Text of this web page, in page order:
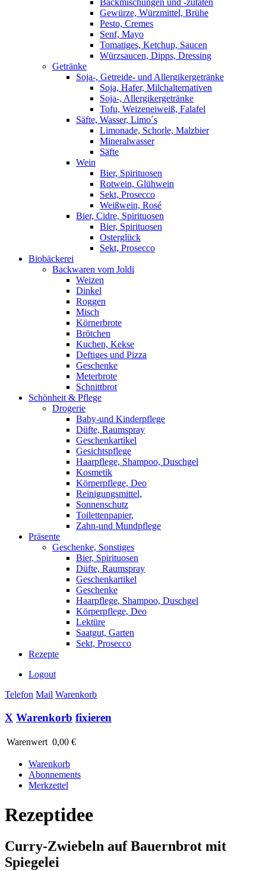
Backmischungen und -zutaten
Gewürze, Würzmittel, Brühe
Pesto, Cremes
Senf, Mayo
Tomatiges, Ketchup, Saucen
Würzsaucen, Dipps, Dressing
Getränke
Soja-, Getreide- und Allergikergetränke
Soja, Hafer, Milchalternativen
Soja-, Allergikergetränke
Tofu, Weizeneiweiß, Falafel
Säfte, Wasser, Limo´s
Limonade, Schorle, Malzbier
Mineralwasser
Säfte
Wein
Bier, Spirituosen
Rotwein, Glühwein
Sekt, Prosecco
Weißwein, Rosé
Bier, Cidre, Spirituosen
Bier, Spirituosen
Osterglück
Sekt, Prosecco
Biobäckerei
Backwaren vom Joldi
Weizen
Dinkel
Roggen
Misch
Körnerbrote
Brötchen
Kuchen, Kekse
Deftiges und Pizza
Geschenke
Meterbrote
Schnittbrot
Schönheit & Pflege
Drogerie
Baby-und Kinderpflege
Düfte, Raumspray
Geschenkartikel
Gesichtspflege
Haarpflege, Shampoo, Duschgel
Kosmetik
Körperpflege, Deo
Reinigungsmittel,
Sonnenschutz
Toilettenpapier,
Zahn-und Mundpflege
Präsente
Geschenke, Sonstiges
Bier, Spirituosen
Düfte, Raumspray
Geschenkartikel
Geschenke
Haarpflege, Shampoo, Duschgel
Körperpflege, Deo
Lektüre
Saatgut, Garten
Sekt, Prosecco
Rezepte
Logout
Telefon Mail Warenkorb
X Warenkorb fixieren
Warenwert 0,00 €
Warenkorb
Abonnements
Merkzettel
Rezeptidee
Curry-Zwiebeln auf Bauernbrot mit
Spiegelei